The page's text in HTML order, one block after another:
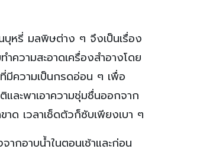
บุหรี่ มลพิษต่าง ๆ จึงเป็นเรื่อง
วามสะอาดเครื่องสำอางโดย
มีความเป็นกรดอ่อน ๆ เพื่อ
และพาเอาความชุ่มชื่นออกจาก
ด เวลาเช็ดตัวก็ซับเพียงเบา ๆ
ากอาบน้ำในตอนเช้าและก่อน